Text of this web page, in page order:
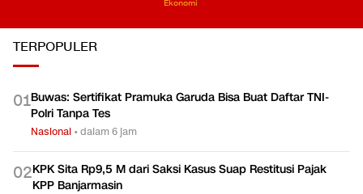
Ekonomi
TERPOPULER
01Buwas: Sertifikat Pramuka Garuda Bisa Buat Daftar TNI-
Polri Tanpa Tes
Nasional •dalam 6 jam
02KPK Sita Rp9,5 M dari Saksi Kasus Suap Restitusi Pajak
KPP Banjarmasin